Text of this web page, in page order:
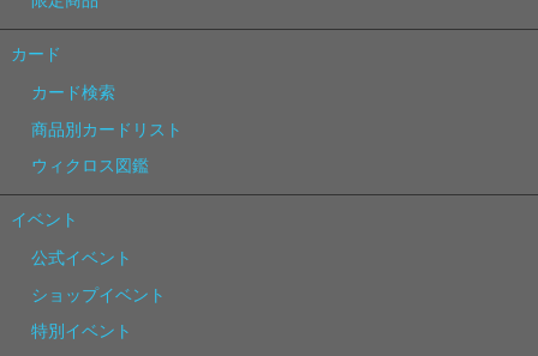
カード
カード検索
商品別カードリスト
ウィクロス図鑑
イベント
公式イベント
ショップイベント
特別イベント